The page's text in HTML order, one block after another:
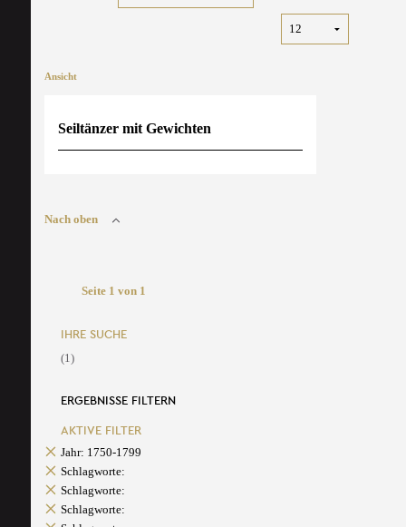
Ansicht
Seiltänzer mit Gewichten
Nach oben
Seite 1 von 1
IHRE SUCHE
(1)
ERGEBNISSE FILTERN
AKTIVE FILTER
Jahr: 1750-1799
Schlagworte:
Schlagworte:
Schlagworte: